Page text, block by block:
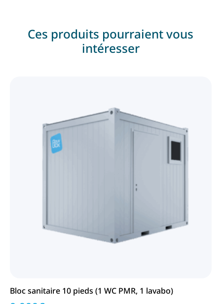
Ces produits pourraient vous
intéresser
Bloc sanitaire 10 pieds (1 WC PMR, 1 lavabo)